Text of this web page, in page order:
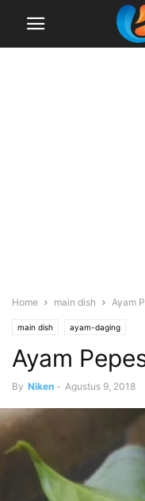
Home main dish Ayam
main dish ayam-daging
Ayam
By Niken - Agustus 9, 2018